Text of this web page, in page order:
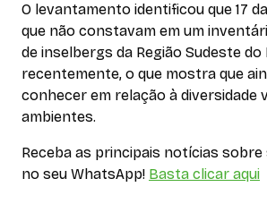
O levantamento identificou que 17
que não constavam em um
de inselbergs da Região Sudeste do
recentemente, o que mostra que
conhecer em relação à diversidade
ambientes.
Receba as principais notícias
no seu WhatsApp! Basta clicar aqui